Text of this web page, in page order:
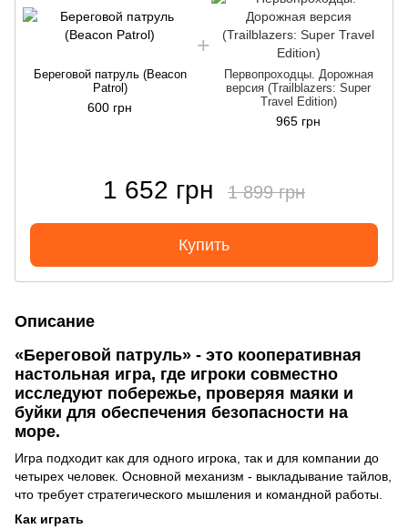
Береговой патруль (Beacon
Patrol)
600 грн
Первопроходцы. Дорожная
версия (Trailblazers: Super
Travel Edition)
965 грн
1 652 грн 1 899 грн
Купить
Описание
«Береговой патруль» - это кооперативная
настольная игра, где игроки совместно
исследуют побережье, проверяя маяки и
буйки для обеспечения безопасности на
море.
Игра подходит как для одного игрока, так и для компании до
четырех человек. Основной механизм - выкладывание тайлов,
что требует стратегического мышления и командной работы.
Как играть